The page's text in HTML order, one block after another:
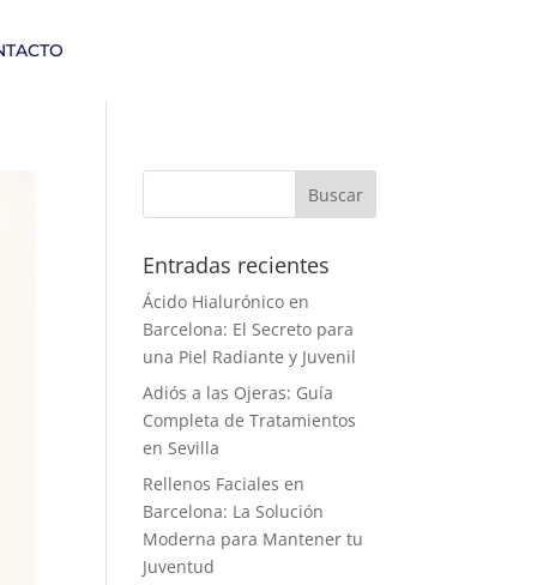
Entradas recientes
Ácido Hialurónico en
Barcelona: El Secreto para
una Piel Radiante y Juvenil
Adiós a las Ojeras: Guía
Completa de Tratamientos
en Sevilla
Rellenos Faciales en
Barcelona: La Solución
Moderna para Mantener tu
Juventud